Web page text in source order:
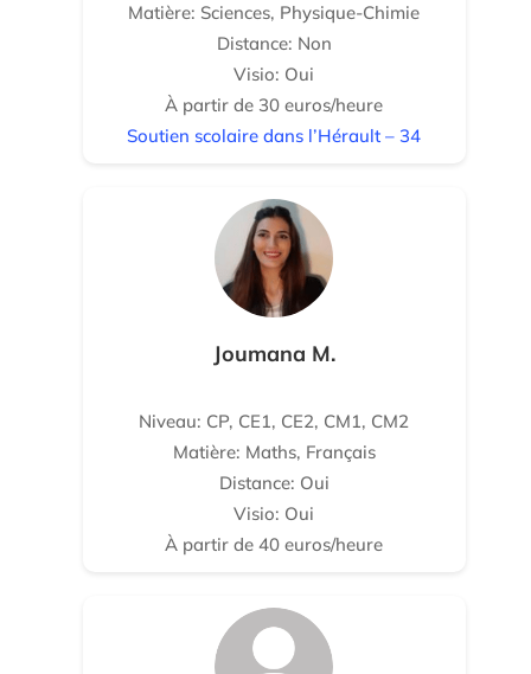
Matière: Sciences, Physique-Chimie
Distance: Non
Visio: Oui
À partir de 30 euros/heure
Soutien scolaire dans l’Hérault – 34
Joumana M.
Niveau: CP, CE1, CE2, CM1, CM2
Matière: Maths, Français
Distance: Oui
Visio: Oui
À partir de 40 euros/heure